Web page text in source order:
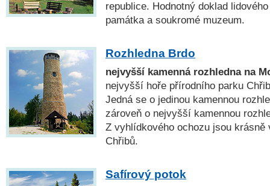
republice. Hodnotný doklad
památka a soukromé muzeum.
Rozhledna Brdo
nejvyšší kamenná rozhledna na
nejvyšší hoře přírodního parku
Jedná se o jedinou kamennou
zároveň o nejvyšší kamennou
Z vyhlídkového ochozu jsou
Chřibů.
Safírový potok